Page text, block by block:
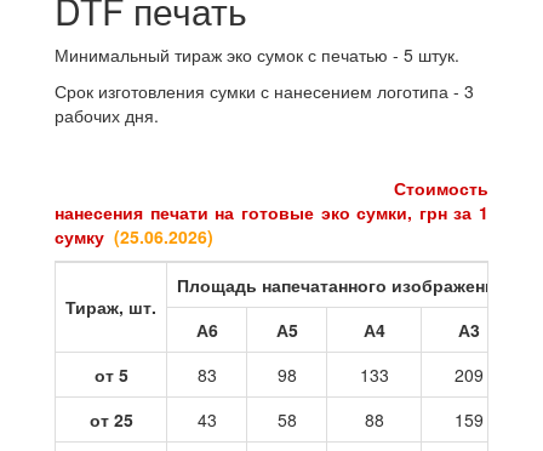
DTF печать
Минимальный тираж эко сумок с печатью - 5 штук.
Срок изготовления сумки с нанесением логотипа - 3
рабочих дня.
Стоимость
нанесения печати на готовые эко сумки, грн за 1
сумку (25.06.2026)
Тираж, шт.
Площадь напечатанного изображения
А6
А5 А4
А3
от 5
83 98 133
209
от 25
43 58 88
159